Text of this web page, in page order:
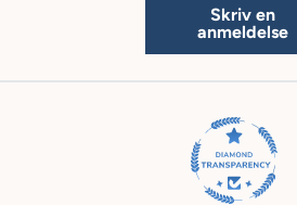
Skriv en
anmeldelse